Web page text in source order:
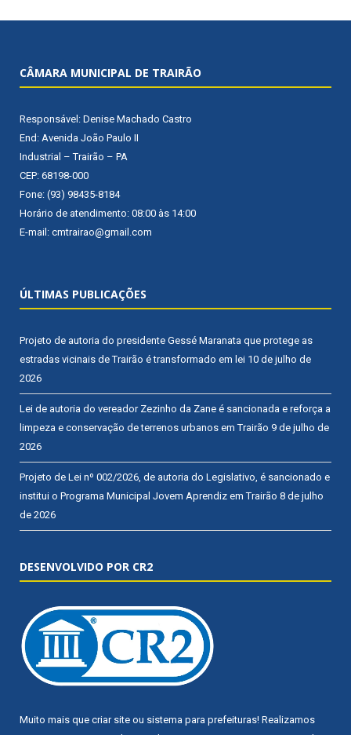
CÂMARA MUNICIPAL DE TRAIRÃO
Responsável: Denise Machado Castro
End: Avenida João Paulo II
Industrial – Trairão – PA
CEP: 68198-000
Fone: (93) 98435-8184
Horário de atendimento: 08:00 às 14:00
E-mail: cmtrairao@gmail.com
ÚLTIMAS PUBLICAÇÕES
Projeto de autoria do presidente Gessé Maranata que protege as
estradas vicinais de Trairão é transformado em lei 10 de julho de
2026
Lei de autoria do vereador Zezinho da Zane é sancionada e reforça a
limpeza e conservação de terrenos urbanos em Trairão 9 de julho de
2026
Projeto de Lei nº 002/2026, de autoria do Legislativo, é sancionado e
institui o Programa Municipal Jovem Aprendiz em Trairão 8 de julho
de 2026
DESENVOLVIDO POR CR2
Muito mais que criar site ou sistema para prefeituras! Realizamos